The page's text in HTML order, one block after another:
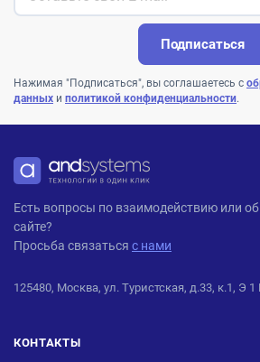
Подписаться
Нажимая "Подписаться", вы соглашаетесь с
данных и политикой конфиденциальности.
ANDPRO
Есть вопросы по взаимодействию или
сайте?
Просьба связаться с нами
125480, Москва, ул. Туристская, д.33, к.1, Э
КОНТАКТЫ